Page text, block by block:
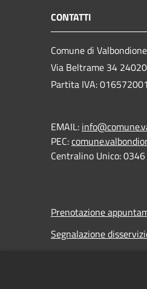
CONTATTI
Comune di Valbondione
Via Beltrame 34
Partita IVA:
EMAIL:
PEC:
Centralino Unico:
Prenotazione
Segnalazione